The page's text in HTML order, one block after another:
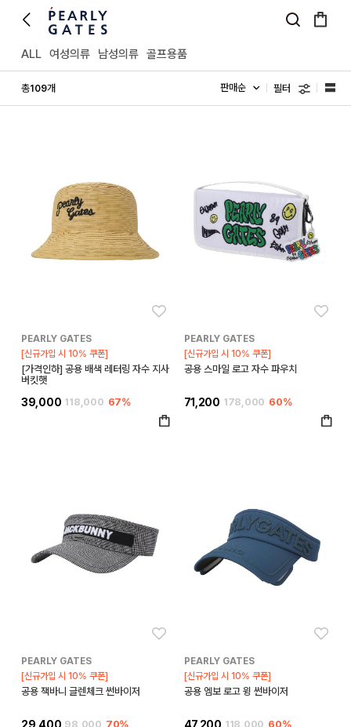
ALL 여성의류 남성의류 골프용품
총109개 필터
PEARLY GATES
[신규가입 시 10% 쿠폰]
[가격인하] 공용 배색 레터링 자수 지사
버킷햇
39,000 118,000 67%
PEARLY GATES
[신규가입 시 10% 쿠폰]
공용 스마일 로고 자수 파우치
71,200 178,000 60%
PEARLY GATES
[신규가입 시 10% 쿠폰]
공용 잭바니 글렌체크 썬바이저
29,400 98,000 70%
PEARLY GATES
[신규가입 시 10% 쿠폰]
공용 엠보 로고 윙 썬바이저
47,200 118,000 60%